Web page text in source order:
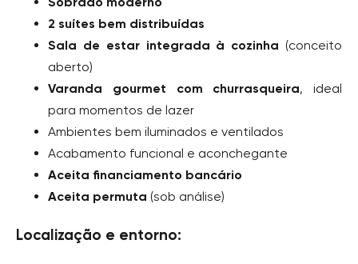
2 suítes bem distribuídas
Sala de estar integrada à cozinha (conceito
aberto)
Varanda gourmet com churrasqueira, ideal
para momentos de lazer
Ambientes bem iluminados e ventilados
Acabamento funcional e aconchegante
Aceita financiamento bancário
Aceita permuta (sob análise)
Localização e entorno: